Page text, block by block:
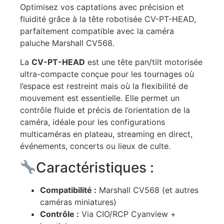
Optimisez vos captations avec précision et
fluidité grâce à la tête robotisée CV-PT-HEAD,
parfaitement compatible avec la caméra
paluche Marshall CV568.
La CV-PT-HEAD est une tête pan/tilt motorisée
ultra-compacte conçue pour les tournages où
l’espace est restreint mais où la flexibilité de
mouvement est essentielle. Elle permet un
contrôle fluide et précis de l’orientation de la
caméra, idéale pour les configurations
multicaméras en plateau, streaming en direct,
événements, concerts ou lieux de culte.
Caractéristiques :
Compatibilité : Marshall CV568 (et autres
caméras miniatures)
Contrôle : Via CIO/RCP Cyanview +